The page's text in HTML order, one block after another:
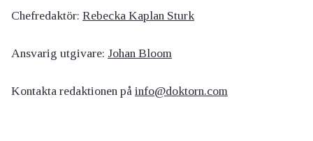
Chefredaktör: Rebecka Kaplan Sturk
Ansvarig utgivare: Johan Bloom
Kontakta redaktionen på info@doktorn.com